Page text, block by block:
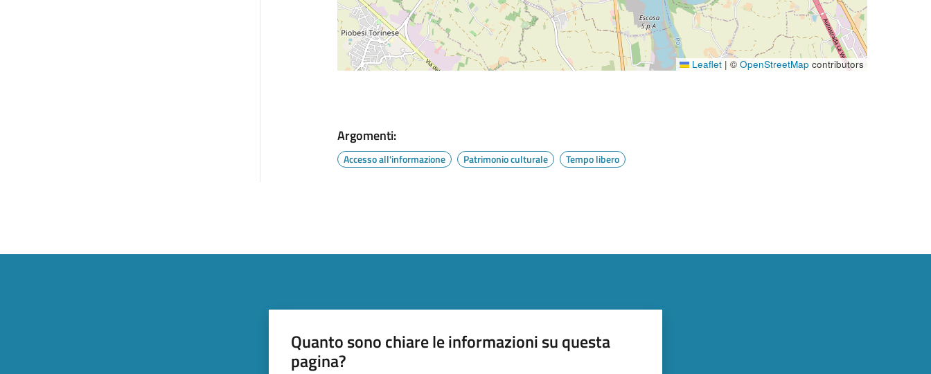
Leaflet | © OpenStreetMap contributors
Argomenti:
Accesso all'informazione Patrimonio culturale Tempo libero
Quanto sono chiare le informazioni su questa
pagina?